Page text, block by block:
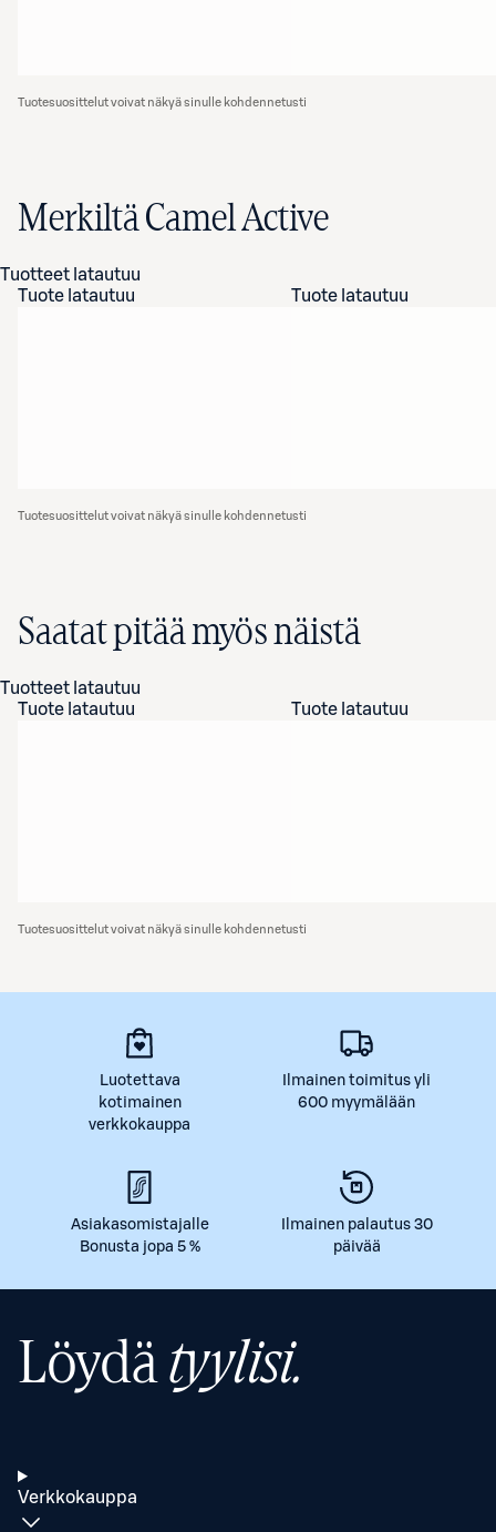
Tuotesuosittelut voivat näkyä sinulle kohdennetusti
Merkiltä Camel Active
Tuotteet latautuu
Tuote latautuu
Tuote latautuu
Tuotesuosittelut voivat näkyä sinulle kohdennetusti
Saatat pitää myös näistä
Tuotteet latautuu
Tuote latautuu
Tuote latautuu
Tuotesuosittelut voivat näkyä sinulle kohdennetusti
Luotettava
kotimainen
verkkokauppa
Ilmainen toimitus yli
600 myymälään
Asiakasomistajalle
Bonusta jopa 5 %
Ilmainen palautus 30
päivää
Löydätyylisi.
Verkkokauppa